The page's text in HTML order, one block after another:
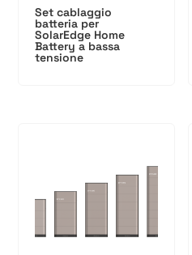
Set cablaggio
batteria per
SolarEdge Home
Battery a bassa
tensione